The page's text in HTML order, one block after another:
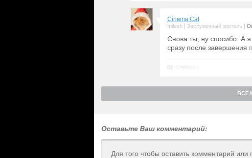
Cinema Cat
milesh Заслуженный зритель
Снова ты, ну спосибо. А
сразу после завершения
ВСЕ
Оставьте Ваш комментарий:
Для того чтобы оставить комментарий